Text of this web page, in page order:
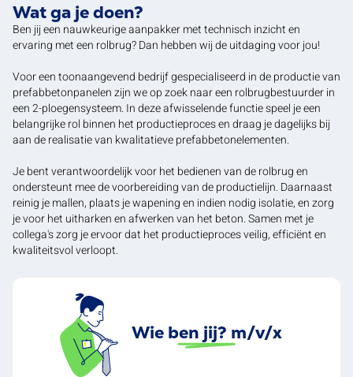
Wat ga je doen?
Ben jij een nauwkeurige aanpakker met technisch inzicht en
ervaring met een rolbrug? Dan hebben wij de uitdaging voor jou!
Voor een toonaangevend bedrijf gespecialiseerd in de productie van
prefabbetonpanelen zijn we op zoek naar een rolbrugbestuurder in
een 2-ploegensysteem. In deze afwisselende functie speel je een
belangrijke rol binnen het productieproces en draag je dagelijks bij
aan de realisatie van kwalitatieve prefabbetonelementen.
Je bent verantwoordelijk voor het bedienen van de rolbrug en
ondersteunt mee de voorbereiding van de productielijn. Daarnaast
reinig je mallen, plaats je wapening en indien nodig isolatie, en zorg
je voor het uitharken en afwerken van het beton. Samen met je
collega's zorg je ervoor dat het productieproces veilig, efficiënt en
kwaliteitsvol verloopt.
Wie ben jij? m/v/x